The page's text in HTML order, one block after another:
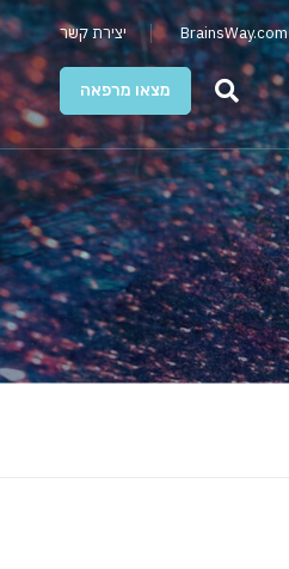
BrainsWay.com יצירת קשר
מצאו מרפאה